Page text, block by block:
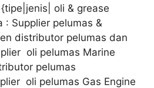
oli & grease
: Supplier pelumas &
distributor pelumas dan
oli pelumas Marine
pelumas
oli pelumas Gas Engine